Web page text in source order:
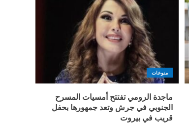
منوعات
ماجدة الرومي تفتتح أمسيات المسرح
الجنوبي في جرش وتعد جمهورها بحفل
قريب في بيروت